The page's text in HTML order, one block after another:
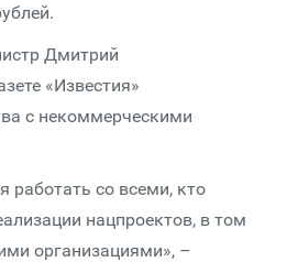
Дмитрий
«Известия»
с некоммерческими
работать со всеми, кто
нацпроектов, в том
организациями», –